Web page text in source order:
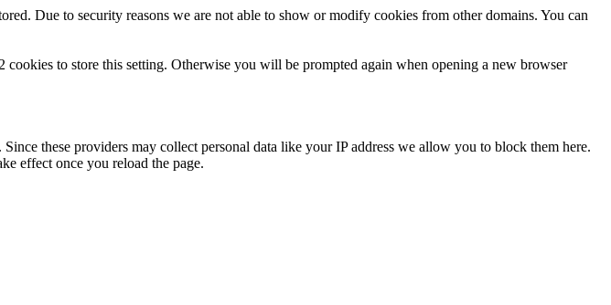
Due to security reasons we are not able to show or modify cookies from other domains. You can
to store this setting. Otherwise you will be prompted again when opening a new browser
these providers may collect personal data like your IP address we allow you to block them here.
effect once you reload the page.